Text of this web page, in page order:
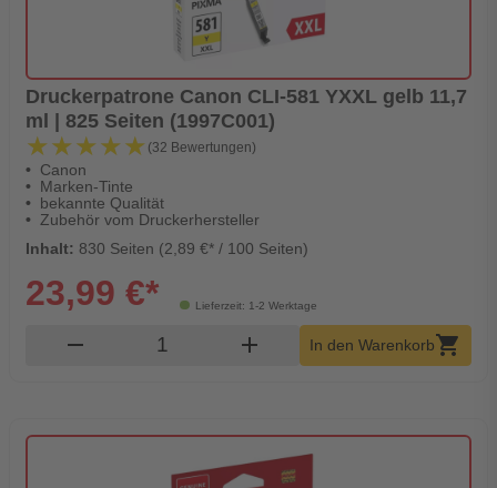
Druckerpatrone Canon CLI-581 YXXL gelb 11,7
ml | 825 Seiten (1997C001)
★★★★★
★★★★★ (32 Bewertungen)
Canon
Marken-Tinte
bekannte Qualität
Zubehör vom Druckerhersteller
Inhalt: 830 Seiten (2,89 €* / 100 Seiten)
Lieferzeit: 1-2 Werktage
23,99 €*
remove Produkt Warenkorb Menge
add In den Warenkorbshopping_cart